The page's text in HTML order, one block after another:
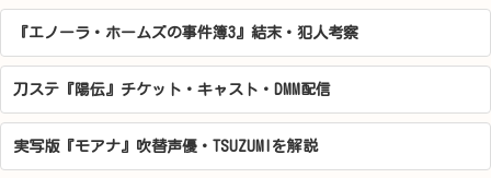
『エノーラ・ホームズの事件簿3』結末・犯人考察
刀ステ『陽伝』チケット・キャスト・DMM配信
実写版『モアナ』吹替声優・TSUZUMIを解説